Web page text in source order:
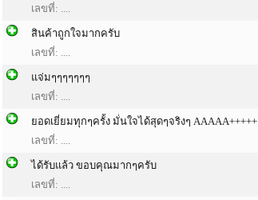
เลขที่: ....
สินค้าถูกใจมากครับ
เลขที่: ....
แจ่มๆๆๆๆๆๆๆ
เลขที่: ....
ยอดเยี่ยมทุกๆครั้ง มั่นใจได้สุดๆจริงๆ AAAAA+++++
เลขที่: ....
ได้รับแล้ว ขอบคุณมากๆครับ
เลขที่: ....